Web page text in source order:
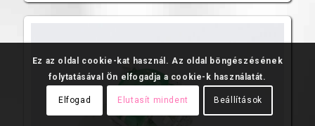
Ez az oldal cookie-kat használ. Az oldal böngészésének
folytatásával Ön elfogadja a cookie-k használatát.
Elfogad Elutasít mindent Beállítások